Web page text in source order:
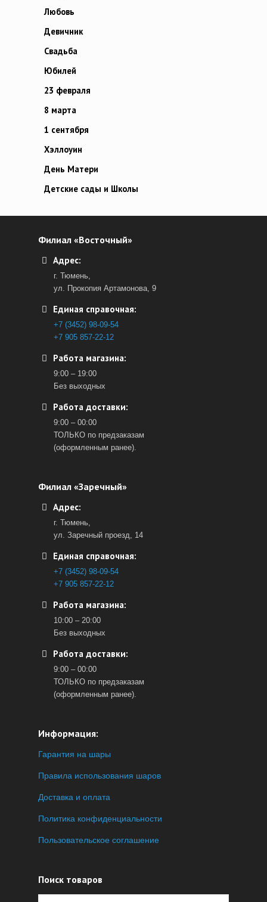
Любовь
Девичник
Свадьба
Юбилей
23 февраля
8 марта
1 сентября
Хэллоуин
День Матери
Детские сады и Школы
Филиал «Восточный»
Адрес:
г. Тюмень,
ул. Прокопия Артамонова, 9
Единая справочная:
+7 (3452) 98-09-54
+7 905 857-22-12
Работа магазина:
9:00 – 19:00
Без выходных
Работа доставки:
9:00 – 00:00
ТОЛЬКО по предзаказам
(оформленным ранее).
Филиал «Заречный»
Адрес:
г. Тюмень,
ул. Заречный проезд, 14
Единая справочная:
+7 (3452) 98-09-54
+7 905 857-22-12
Работа магазина:
10:00 – 20:00
Без выходных
Работа доставки:
9:00 – 00:00
ТОЛЬКО по предзаказам
(оформленным ранее).
Информация:
Гарантия на шары
Правила использования шаров
Доставка и оплата
Политика конфиденциальности
Пользовательское соглашение
Поиск товаров